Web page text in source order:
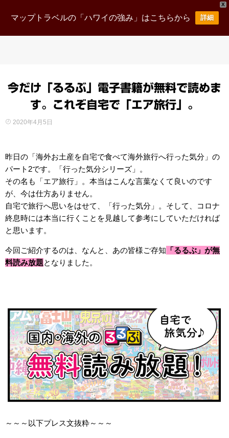
X
マップトラベルの「ハワイの強み」はこちらから 詳細
今だけ「るるぶ」電子書籍が無料で読めま
す。これぞ自宅で「エア旅行」。
2020年4月5日
昨日の「海外お土産を自宅で食べて海外旅行へ行った気分」の
パート2です。「行った気分シリーズ」。
その名も「エア旅行」。本当はこんな言葉なくて良いのです
が、今は仕方ありません。
自宅で旅行へ思いをはせて、「行った気分」。そして、コロナ
終息時には本当に行くことを見越して参考にしていただければ
と思います。
今回ご紹介するのは、なんと、あの皆様ご存知 「るるぶ」が無
料読み放題となりました。
～～～以下プレス文抜粋～～～